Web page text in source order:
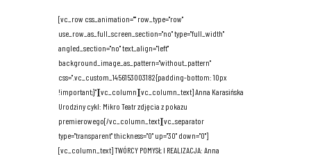
[vc_row css_animation="" row_type="row"
use_row_as_full_screen_section="no" type="full_width"
angled_section="no" text_align="left"
background_image_as_pattern="without_pattern"
css=".vc_custom_1456153003182{padding-bottom: 10px
!important;}"][vc_column][vc_column_text] Anna Karasińska
Urodziny cykl: Mikro Teatr zdjęcia z pokazu
premierowego[/vc_column_text][vc_separator
type="transparent" thickness="0" up="30" down="0"]
[vc_column_text] TWÓRCY POMYSŁ I REALIZACJA: Anna